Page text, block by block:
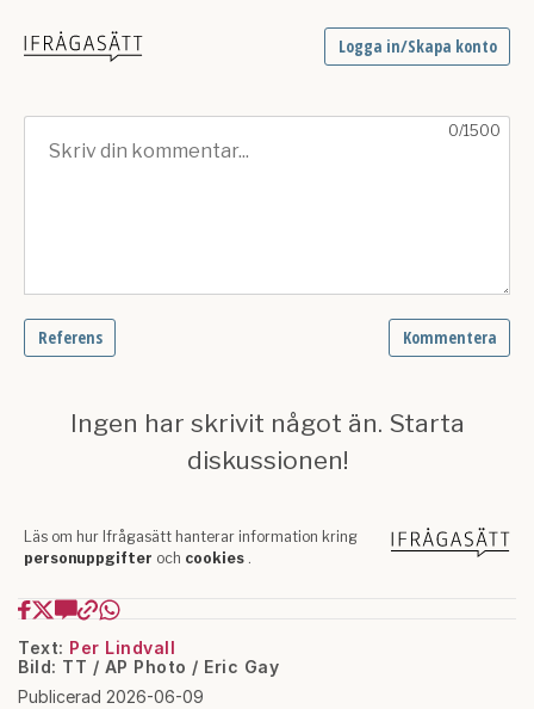
Text: Per Lindvall
Bild: TT / AP Photo / Eric Gay
Publicerad 2026-06-09